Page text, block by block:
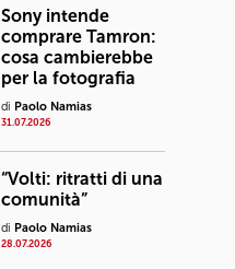
Sony intende
comprare Tamron:
cosa cambierebbe
per la fotografia
di Paolo Namias
31.07.2026
“Volti: ritratti di una
comunità”
di Paolo Namias
28.07.2026